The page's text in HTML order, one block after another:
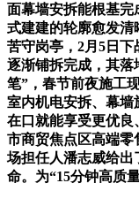
面幕墙安拆能根基完
式建建的轮廓愈发清
苦守岗亭，2月5日
逐渐铺拆完成，其落
笔”，春节前夜施工
室内机电安拆、幕墙
在口就能享受更优良
市商贸焦点区高端零
场担任人潘志威给出
命。为“15分钟高质